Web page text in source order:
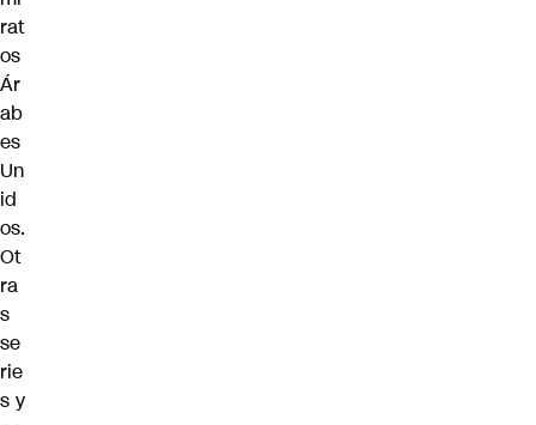
rat
os
Ár
ab
es
Un
id
os.
Ot
ra
s
se
rie
s y